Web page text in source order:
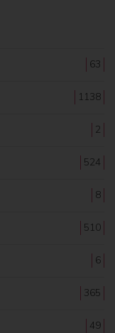
63
1138
2
524
8
510
6
365
49